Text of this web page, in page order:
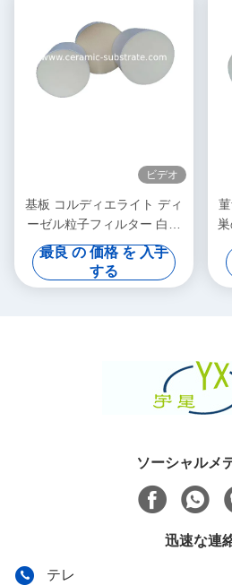
ビデオ
基板 コルディエライト ディ
ーゼル粒子フィルター 白色
高孔度
最良 の 価格 を 入手
する
ソーシャルメ
迅速な連
テレ